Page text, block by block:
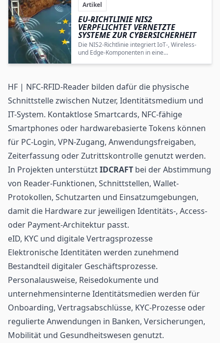
Artikel
EU-RICHTLINIE NIS2
VERPFLICHTET VERNETZTE
SYSTEME ZUR CYBERSICHERHEIT
Die NIS2-Richtlinie integriert IoT-, Wireless-
und Edge-Komponenten in eine
Anforderungen der Cybersicherheit in Europa.
HF | NFC-RFID-Reader bilden dafür die physische
Schnittstelle zwischen Nutzer, Identitätsmedium und
IT-System. Kontaktlose Smartcards, NFC-fähige
Smartphones oder hardwarebasierte Tokens können
für PC-Login, VPN-Zugang, Anwendungsfreigaben,
Zeiterfassung oder Zutrittskontrolle genutzt werden.
In Projekten unterstütztIDCRAFT bei der Abstimmung
von Reader-Funktionen, Schnittstellen, Wallet-
Protokollen, Schutzarten und Einsatzumgebungen,
damit die Hardware zur jeweiligen Identitäts-, Access-
oder Payment-Architektur passt.
eID, KYC und digitale Vertragsprozesse
Elektronische Identitäten werden zunehmend
Bestandteil digitaler Geschäftsprozesse.
Personalausweise, Reisedokumente und
unternehmensinterne Identitätsmedien werden für
Onboarding, Vertragsabschlüsse, KYC-Prozesse oder
regulierte Anwendungen in Banken, Versicherungen,
Mobilität und Gesundheitswesen genutzt.